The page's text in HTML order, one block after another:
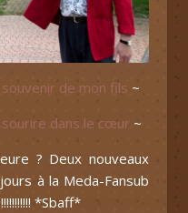
souvenir de mon fils ~
sourire dans le cœur ~
? Deux nouveaux
à la Meda-Fansub
*Sbaff*